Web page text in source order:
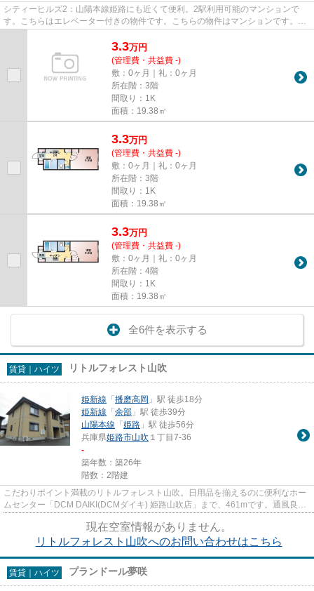
シティーヒルズ2：山陽本線姫路にも近くて便利。2駅利用可能のマンションで
す。こちらはエレベーター付きの物件です。こちらの物件はマンションです。で
きるだけ早めに不動産情報を集...
3.3万円
(管理費・共益費 -)
敷：0ヶ月｜礼：0ヶ月
所在階：3階
間取り：1K
面積：19.38㎡
3.3万円
(管理費・共益費 -)
敷：0ヶ月｜礼：0ヶ月
所在階：3階
間取り：1K
面積：19.38㎡
3.3万円
(管理費・共益費 -)
敷：0ヶ月｜礼：0ヶ月
所在階：4階
間取り：1K
面積：19.38㎡
全6件を表示する
賃貸｜ハイツ リトルフォレスト山吹
姫新線 「播磨高岡 」駅 徒歩18分
姫新線 「余部 」駅 徒歩39分
山陽本線 「姫路 」駅 徒歩56分
兵庫県姫路市山吹 １丁目7-36
-
築年数：築26年
階数：2階建
こだわりポイント満載のリトルフォレスト山吹。日用品を揃えるのに便利なホー
ムセンター「DCM DAIKI(DCMダイキ) 姫路山吹店」まで、461mです。通風良好
な物件です。姫路市エリアにある...
現在空室情報がありません。
リトルフォレスト山吹へのお問い合わせはこちら
賃貸｜ハイツ プランドール夢咲